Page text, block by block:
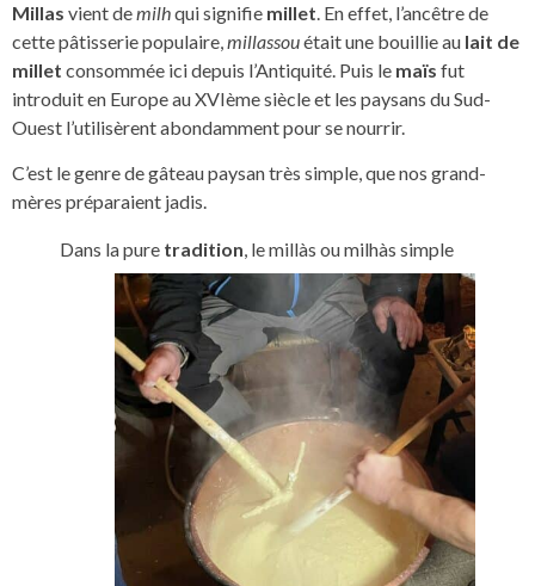
Millas vient demilhqui signifie millet. En effet, l’ancêtre de
cette pâtisserie populaire,millassouétait une bouillie au lait de
millet consommée ici depuis l’Antiquité. Puis le maïs fut
introduit en Europe au XVIème siècle et les paysans du Sud-
Ouest l’utilisèrent abondamment pour se nourrir.
C’est le genre de gâteau paysan très simple, que nos grand-
mères préparaient jadis.
Dans la pure tradition, le millàs ou milhàs simple